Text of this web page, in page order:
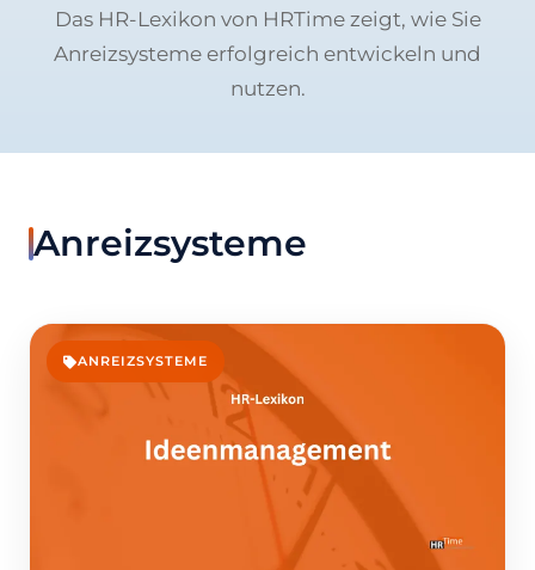
Das HR-Lexikon von HRTime zeigt, wie Sie
Anreizsysteme erfolgreich entwickeln und
nutzen.
Anreizsysteme
ANREIZSYSTEME